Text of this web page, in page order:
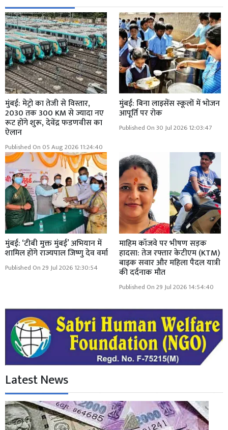
मुंबई: मेट्रो का तेजी से विस्तार,
2030 तक 300 KM से ज्यादा नए
रूट होंगे शुरू, देवेंद्र फडणवीस का
ऐलान
Published On 05 Aug 2026 11:24:40
मुंबई: बिना लाइसेंस स्कूलों में भोजन
आपूर्ति पर रोक
Published On 30 Jul 2026 12:03:47
मुंबई: ‘टीबी मुक्त मुंबई’ अभियान में
शामिल होंगे राज्यपाल जिष्णु देव वर्मा
Published On 29 Jul 2026 12:30:54
माहिम कॉजवे पर भीषण सड़क
हादसा: तेज रफ्तार केटीएम (KTM)
बाइक सवार और महिला पैदल यात्री
की दर्दनाक मौत
Published On 29 Jul 2026 14:54:40
Latest News